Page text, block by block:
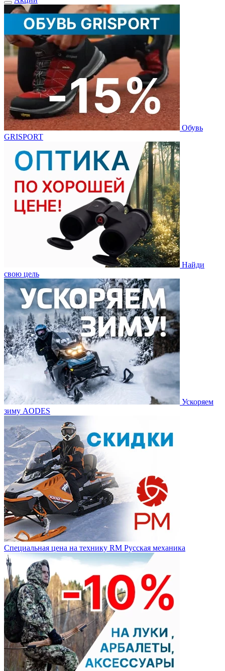
Обувь
GRISPORT
Найди
свою цель
Ускоряем
зиму AODES
Специальная цена на технику RM Русская механика